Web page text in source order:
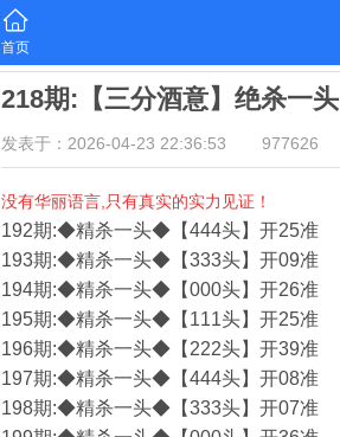
首页
218期:【三分酒意】绝杀一头
发表于：2026-04-23 22:36:53 977626
没有华丽语言,只有真实的实力见证！
192期:◆精杀一头◆【444头】开25准
193期:◆精杀一头◆【333头】开09准
194期:◆精杀一头◆【000头】开26准
195期:◆精杀一头◆【111头】开25准
196期:◆精杀一头◆【222头】开39准
197期:◆精杀一头◆【444头】开08准
198期:◆精杀一头◆【333头】开07准